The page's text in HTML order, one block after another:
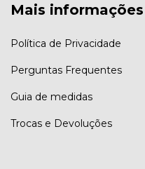
Mais informações
Política de Privacidade
Perguntas Frequentes
Guia de medidas
Trocas e Devoluções